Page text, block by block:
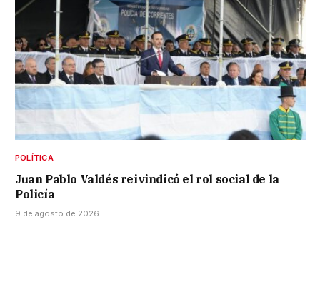
POLÍTICA
Juan Pablo Valdés reivindicó el rol social de la
Policía
9 de agosto de 2026